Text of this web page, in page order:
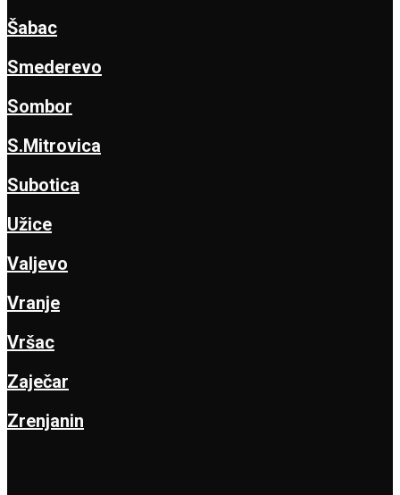
Šabac
Smederevo
Sombor
S.Mitrovica
Subotica
Užice
Valjevo
Vranje
Vršac
Zaječar
Zrenjanin